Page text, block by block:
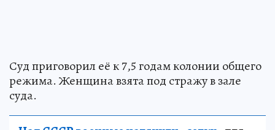
Суд приговорил её к 7,5 годам колонии общего
режима. Женщина взята под стражу в зале
суда.